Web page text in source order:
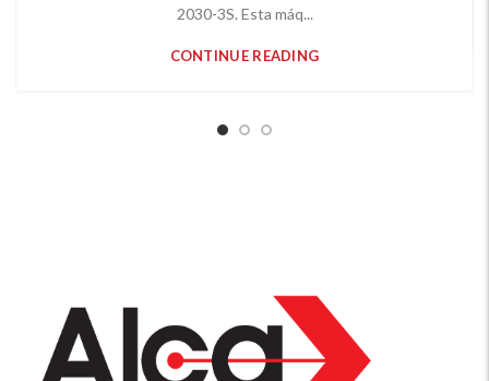
2030-3S. Esta máq...
CONTINUE READING